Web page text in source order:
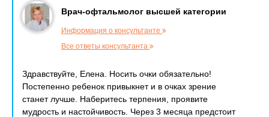
Врач-офтальмолог высшей категории
Информация о консультанте
Все ответы консультанта
Здравствуйте, Елена. Носить очки обязательно!
Постепенно ребенок привыкнет и в очках зрение
станет лучше. Наберитесь терпения, проявите
мудрость и настойчивость. Через 3 месяца предстоит